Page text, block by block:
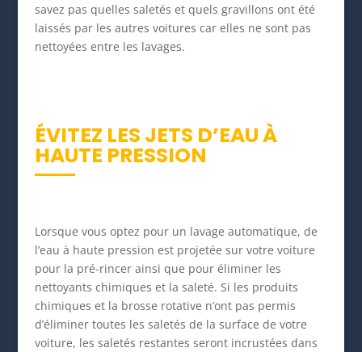
savez pas quelles saletés et quels gravillons ont été
laissés par les autres voitures car elles ne sont pas
nettoyées entre les lavages.
ÉVITEZ LES JETS D’EAU À
HAUTE PRESSION
Lorsque vous optez pour un lavage automatique, de
l’eau à haute pression est projetée sur votre voiture
pour la pré-rincer ainsi que pour éliminer les
nettoyants chimiques et la saleté. Si les produits
chimiques et la brosse rotative n’ont pas permis
d’éliminer toutes les saletés de la surface de votre
voiture, les saletés restantes seront incrustées dans